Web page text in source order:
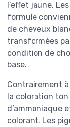
l’effet jaune.
formule
de cheveux
transformées
condition de
base.
Contrairement
la coloration
d’ammoniaque
colorant. Les